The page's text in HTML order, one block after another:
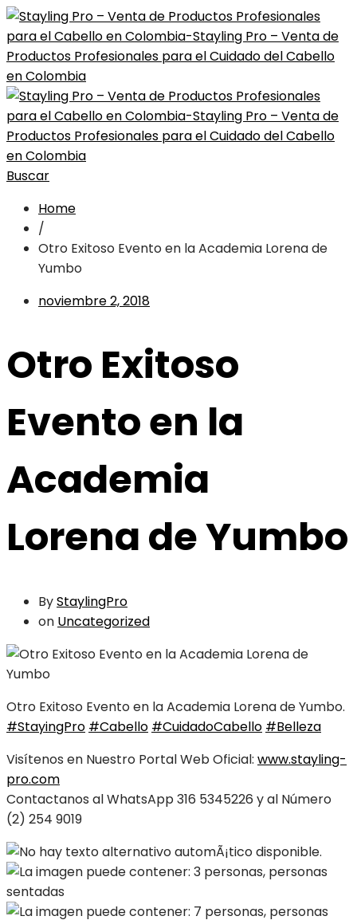
Buscar
Home
/
Otro Exitoso Evento en la Academia Lorena de
Yumbo
noviembre 2, 2018
Otro Exitoso
Evento en la
Academia
Lorena de Yumbo
ByStaylingPro
on Uncategorized
Otro Exitoso Evento en la Academia Lorena de Yumbo.
#StayingPro #Cabello #CuidadoCabello #Belleza
Visítenos en Nuestro Portal Web Oficial: www.stayling-
pro.com
Contactanos al WhatsApp 316 5345226 y al Número
(2) 254 9019